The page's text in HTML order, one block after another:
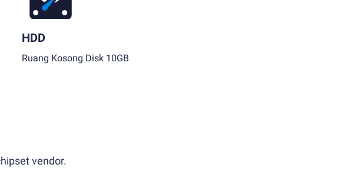
HDD
Ruang Kosong Disk 10GB
vendor.